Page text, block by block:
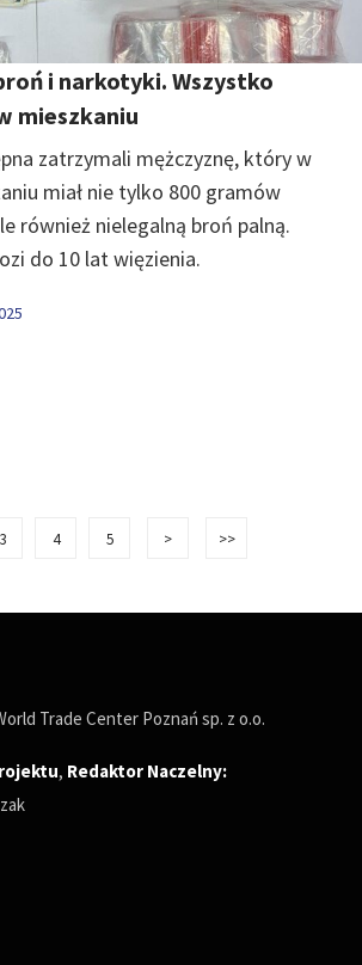
i narkotyki. Wszystko
mieszkaniu
zatrzymali mężczyznę, który w
miał nie tylko 800 gramów
również nielegalną broń palną.
do 10 lat więzienia.
3 4 5 > >>
Trade Center Poznań sp. z o.o.
, Redaktor Naczelny: